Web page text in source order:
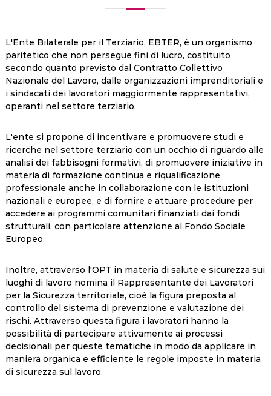
L'Ente Bilaterale per il Terziario, EBTER, è un organismo
paritetico che non persegue fini di lucro, costituito
secondo quanto previsto dal Contratto Collettivo
Nazionale del Lavoro, dalle organizzazioni imprenditoriali e
i sindacati dei lavoratori maggiormente rappresentativi,
operanti nel settore terziario.
L'ente si propone di incentivare e promuovere studi e
ricerche nel settore terziario con un occhio di riguardo alle
analisi dei fabbisogni formativi, di promuovere iniziative in
materia di formazione continua e riqualificazione
professionale anche in collaborazione con le istituzioni
nazionali e europee, e di fornire e attuare procedure per
accedere ai programmi comunitari finanziati dai fondi
strutturali, con particolare attenzione al Fondo Sociale
Europeo.
Inoltre, attraverso l'OPT in materia di salute e sicurezza sui
luoghi di lavoro nomina il Rappresentante dei Lavoratori
per la Sicurezza territoriale, cioè la figura preposta al
controllo del sistema di prevenzione e valutazione dei
rischi. Attraverso questa figura i lavoratori hanno la
possibilità di partecipare attivamente ai processi
decisionali per queste tematiche in modo da applicare in
maniera organica e efficiente le regole imposte in materia
di sicurezza sul lavoro.